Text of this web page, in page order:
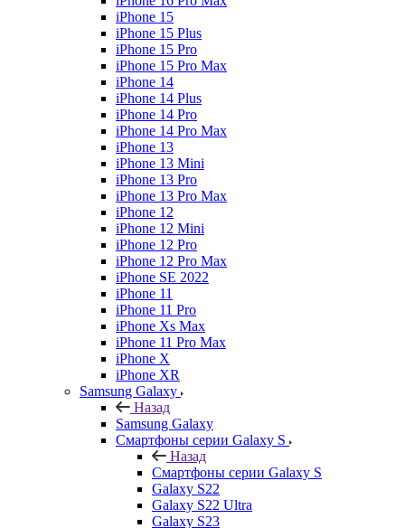
iPhone 15
iPhone 15 Plus
iPhone 15 Pro
iPhone 15 Pro Max
iPhone 14
iPhone 14 Plus
iPhone 14 Pro
iPhone 14 Pro Max
iPhone 13
iPhone 13 Mini
iPhone 13 Pro
iPhone 13 Pro Max
iPhone 12
iPhone 12 Mini
iPhone 12 Pro
iPhone 12 Pro Max
iPhone SE 2022
iPhone 11
iPhone 11 Pro
iPhone Xs Max
iPhone 11 Pro Max
iPhone X
iPhone XR
Samsung Galaxy
Назад
Samsung Galaxy
Смартфоны серии Galaxy S
Назад
Смартфоны серии Galaxy S
Galaxy S22
Galaxy S22 Ultra
Galaxy S23